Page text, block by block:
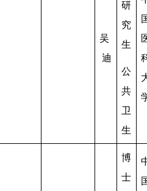
吴
迪
研
究
生
公
共
卫
生
博
士